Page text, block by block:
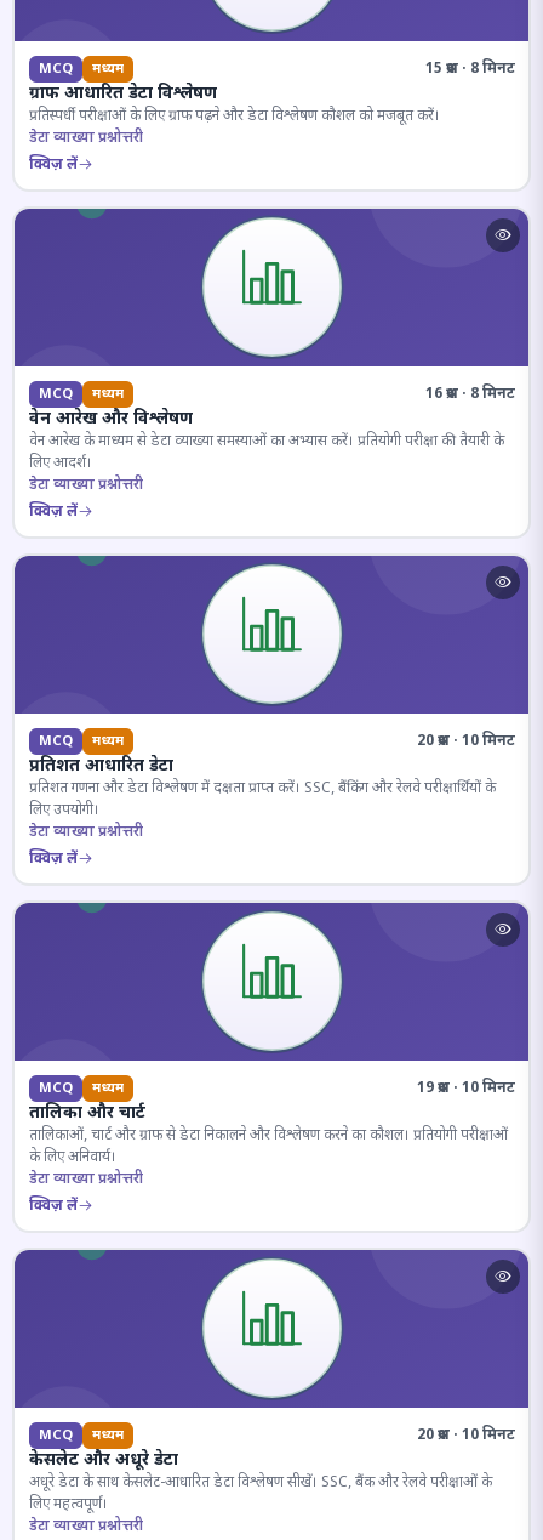
MCQ मध्यम 15 प्रश्न · 8 मिनट
ग्राफ आधारित डेटा विश्लेषण
प्रतिस्पर्धी परीक्षाओं के लिए ग्राफ पढ़ने और डेटा विश्लेषण कौशल को मजबूत करें।
डेटा व्याख्या प्रश्नोत्तरी
क्विज़ लें
MCQ मध्यम 16 प्रश्न · 8 मिनट
वेन आरेख और विश्लेषण
वेन आरेख के माध्यम से डेटा व्याख्या समस्याओं का अभ्यास करें। प्रतियोगी परीक्षा की तैयारी के
लिए आदर्श।
डेटा व्याख्या प्रश्नोत्तरी
क्विज़ लें
MCQ मध्यम 20 प्रश्न · 10 मिनट
प्रतिशत आधारित डेटा
प्रतिशत गणना और डेटा विश्लेषण में दक्षता प्राप्त करें। SSC, बैंकिंग और रेलवे परीक्षार्थियों के
लिए उपयोगी।
डेटा व्याख्या प्रश्नोत्तरी
क्विज़ लें
MCQ मध्यम 19 प्रश्न · 10 मिनट
तालिका और चार्ट
तालिकाओं, चार्ट और ग्राफ से डेटा निकालने और विश्लेषण करने का कौशल। प्रतियोगी परीक्षाओं
के लिए अनिवार्य।
डेटा व्याख्या प्रश्नोत्तरी
क्विज़ लें
MCQ मध्यम 20 प्रश्न · 10 मिनट
केसलेट और अधूरे डेटा
अधूरे डेटा के साथ केसलेट-आधारित डेटा विश्लेषण सीखें। SSC, बैंक और रेलवे परीक्षाओं के
लिए महत्वपूर्ण।
डेटा व्याख्या प्रश्नोत्तरी